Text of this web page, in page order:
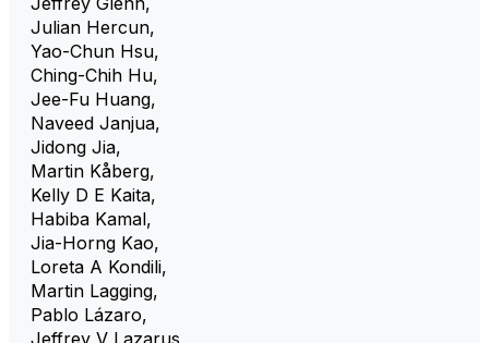
Julian Hercun,
Yao-Chun Hsu,
Ching-Chih Hu,
Jee-Fu Huang,
Naveed Janjua,
Jidong Jia,
Martin Kåberg,
Kelly D E Kaita,
Habiba Kamal,
Jia-Horng Kao,
Loreta A Kondili,
Martin Lagging,
Pablo Lázaro,